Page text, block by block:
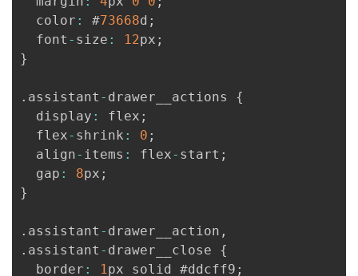
  color
: #73668d ;
  font
- size : 12px ;
}
. assistant - drawer__actions {
  display
: flex ;
  flex
- shrink : 0 ;
  align
- items : flex- start ;
  gap
: 8px ;
}
. assistant - drawer__action ,
. assistant - drawer__close {
  border
: 1px solid #ddcff9 ;